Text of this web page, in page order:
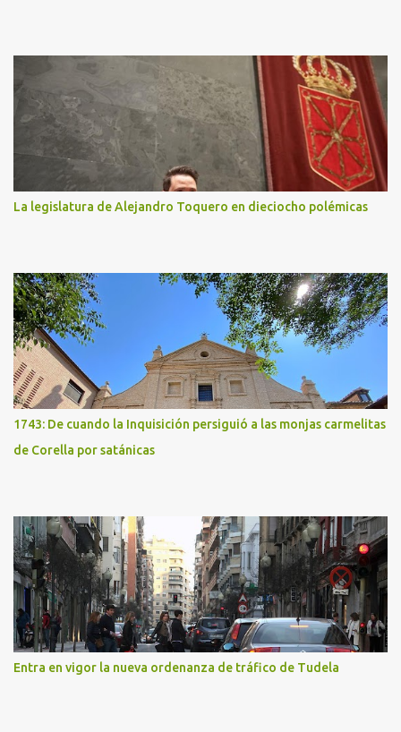
La legislatura de Alejandro Toquero en dieciocho polémicas
1743: De cuando la Inquisición persiguió a las monjas carmelitas
de Corella por satánicas
Entra en vigor la nueva ordenanza de tráfico de Tudela